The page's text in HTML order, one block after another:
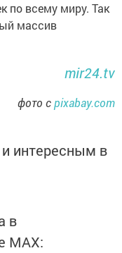
по всему миру. Так
массив
mir24.tv
фото сpixabay.com
интересным в
в
MАХ: